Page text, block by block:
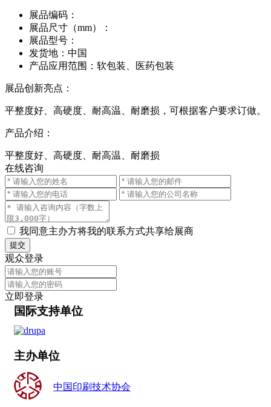
展品编码：
展品尺寸（mm）：
展品型号：
发货地： 中国
产品应用范围： 软包装、医药包装
展品创新亮点：
平整度好、高硬度、耐高温、耐磨损，可根据客户要求订做。
产品介绍：
平整度好、高硬度、耐高温、耐磨损
在线咨询
我同意主办方将我的联系方式共享给展商
提交
观众登录
立即登录
国际支持单位
主办单位
中国印刷技术协会